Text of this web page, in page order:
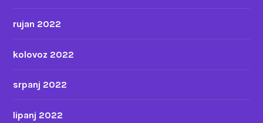
rujan 2022
kolovoz 2022
srpanj 2022
lipanj 2022